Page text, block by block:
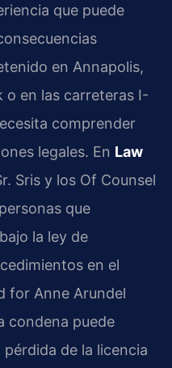
que puede
en Annapolis,
o en las carreteras I-
comprender
legales. En Law
Sris y los Of Counsel
que
la ley de
en el
for Anne Arundel
condena puede
de la licencia